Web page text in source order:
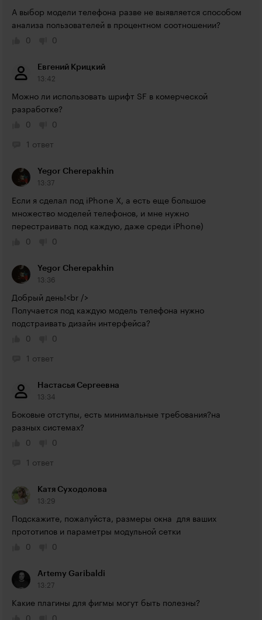
А выбор модели телефона разве не выявляется способом
анализа пользователей в процентном соотношении?
0
0
Евгений Крицкий
13:42
Можно ли использовать шрифт SF в комерческой
разработке?
0
0
1 ответ
Yegor Cherepakhin
13:37
Если я сделал под iPhone X, а есть еще большое
множество моделей телефонов, и мне нужно
перестраивать под каждую, даже среди iPhone)
0
0
Yegor Cherepakhin
13:36
Добрый день!<br />
Получается под каждую модель телефона нужно
подстраивать дизайн интерфейса?
0
0
1 ответ
Настасья Сергеевна
13:34
Боковые отступы, есть минимальные требования?на
разных системах?
0
0
1 ответ
Катя Суходолова
13:29
Подскажите, пожалуйста, размеры окна  для ваших
прототипов и параметры модульной сетки
0
0
Artemy Garibaldi
13:27
Какие плагины для фигмы могут быть полезны?